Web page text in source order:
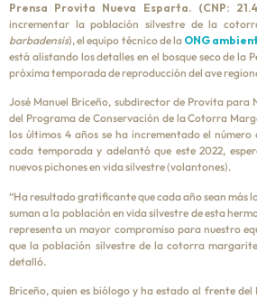
Prensa Provita Nueva Esparta. (CNP:
incrementar la población silvestre de la
barbadensis), el equipo técnico de la ONG
está alistando los detalles en el bosque seco de la
próxima temporada de reproducción del ave
José Manuel Briceño, subdirector de Provita para
del Programa de Conservación de la Cotorra
los últimos 4 años se ha incrementado el
cada temporada y adelantó que este 2022,
nuevos pichones en vida silvestre (volantones).
“Ha resultado gratificante que cada año sean más
suman a la población en vida silvestre de esta
representa un mayor compromiso para nuestro
que la población silvestre de la cotorra
detalló.
Briceño, quien es biólogo y ha estado al frente del